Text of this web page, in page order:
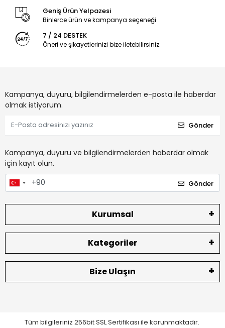
Geniş Ürün Yelpazesi
Binlerce ürün ve kampanya seçeneği
7 / 24 DESTEK
Öneri ve şikayetlerinizi bize iletebilirsiniz.
Kampanya, duyuru, bilgilendirmelerden e-posta ile haberdar
olmak istiyorum.
Gönder
Kampanya, duyuru ve bilgilendirmelerden haberdar olmak
için kayıt olun.
Gönder
Kurumsal
Kategoriler
Bize Ulaşın
Tüm bilgileriniz 256bit SSL Sertifikası ile korunmaktadır.